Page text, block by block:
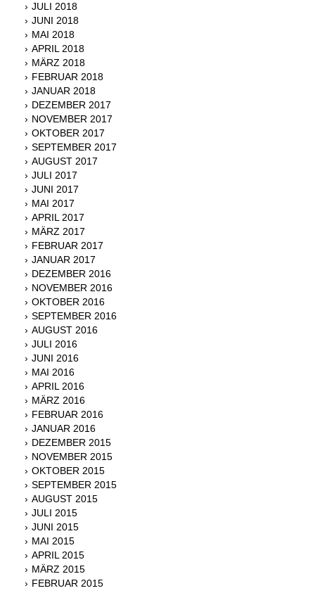
JULI 2018
JUNI 2018
MAI 2018
APRIL 2018
MÄRZ 2018
FEBRUAR 2018
JANUAR 2018
DEZEMBER 2017
NOVEMBER 2017
OKTOBER 2017
SEPTEMBER 2017
AUGUST 2017
JULI 2017
JUNI 2017
MAI 2017
APRIL 2017
MÄRZ 2017
FEBRUAR 2017
JANUAR 2017
DEZEMBER 2016
NOVEMBER 2016
OKTOBER 2016
SEPTEMBER 2016
AUGUST 2016
JULI 2016
JUNI 2016
MAI 2016
APRIL 2016
MÄRZ 2016
FEBRUAR 2016
JANUAR 2016
DEZEMBER 2015
NOVEMBER 2015
OKTOBER 2015
SEPTEMBER 2015
AUGUST 2015
JULI 2015
JUNI 2015
MAI 2015
APRIL 2015
MÄRZ 2015
FEBRUAR 2015